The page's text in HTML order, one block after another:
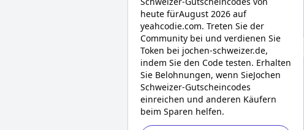
heute fürAugust 2026 auf
yeahcodie.com. Treten Sie der
Community bei und verdienen Sie
Token bei jochen-schweizer.de,
indem Sie den Code testen. Erhalten
Sie Belohnungen, wenn SieJochen
Schweizer-Gutscheincodes
einreichen und anderen Käufern
beim Sparen helfen.